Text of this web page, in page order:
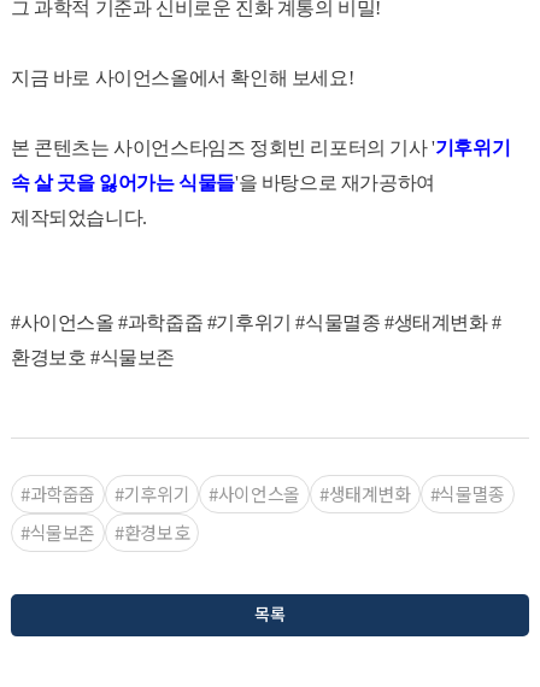
그 과학적 기준과 신비로운 진화 계통의 비밀!
지금 바로 사이언스올에서 확인해 보세요!
본 콘텐츠는 사이언스타임즈 정회빈 리포터의 기사 '기후위기
속 살 곳을 잃어가는 식물들'을 바탕으로 재가공하여
제작되었습니다.
#사이언스올 #과학줍줍 #기후위기 #식물멸종 #생태계변화 #
환경보호 #식물보존
#과학줍줍 #기후위기 #사이언스올 #생태계변화
#식물멸종
#식물보존
#환경보호
목록